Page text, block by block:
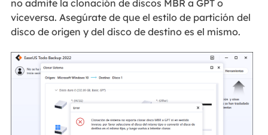
no admite la clonación de discos MBR a GPT o
viceversa. Asegúrate de que el estilo de partición del
disco de origen y del disco de destino es el mismo.